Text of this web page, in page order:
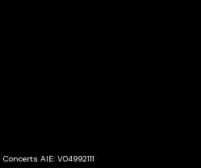
AIE: V04992111